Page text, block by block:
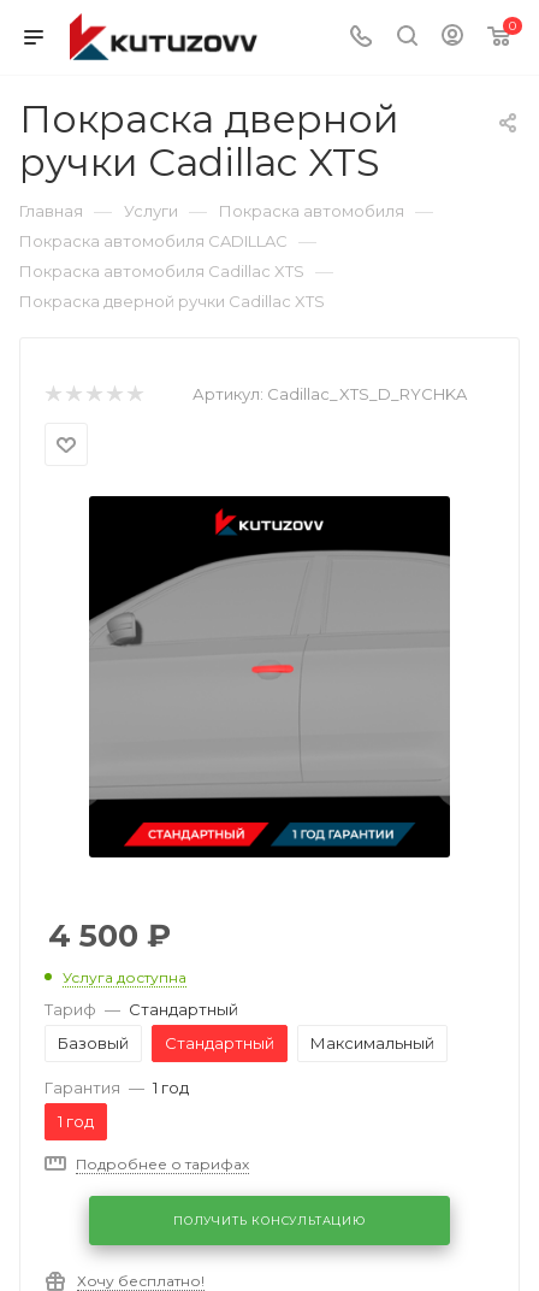
0
Покраска дверной
ручки Cadillac XTS
Главная — Услуги — Покраска автомобиля —
Покраска автомобиля CADILLAC —
Покраска автомобиля Cadillac XTS —
Покраска дверной ручки Cadillac XTS
Артикул: Cadillac_XTS_D_RYCHKA
4 500 ₽
Услуга доступна
Тариф — Стандартный
Базовый
Стандартный Максимальный
Гарантия — 1 год
1 год
Подробнее о тарифах
ПОЛУЧИТЬ КОНСУЛЬТАЦИЮ
Хочу бесплатно!